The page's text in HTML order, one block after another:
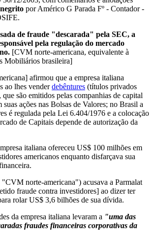
negrito por Américo G Parada Fº - Contador -
de fraude "descarada" pela SEC, a
pela regulação do mercado
[CVM norte-americana, equivalente à
Mobiliários brasileira]
afirmou que a empresa italiana
ao lhes venderdebêntures (títulos privados
são emitidos pelas companhias de capital
suas ações nas Bolsas de Valores; no Brasil a
é regulada pela Lei 6.404/1976 e a colocação
de Capitais depende de autorização da
italiana ofereceu US$ 100 milhões em
americanos enquanto disfarçava sua
norte-americana") acusava a Parmalat
fraude contra investidores] ao dizer ter
rolar US$ 3,6 bilhões de sua dívida.
da empresa italiana levaram a "uma das
fraudes financeiras corporativas da